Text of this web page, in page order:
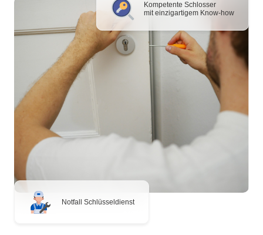
Kompetente Schlosser
mit einzigartigem Know-how
Notfall Schlüsseldienst